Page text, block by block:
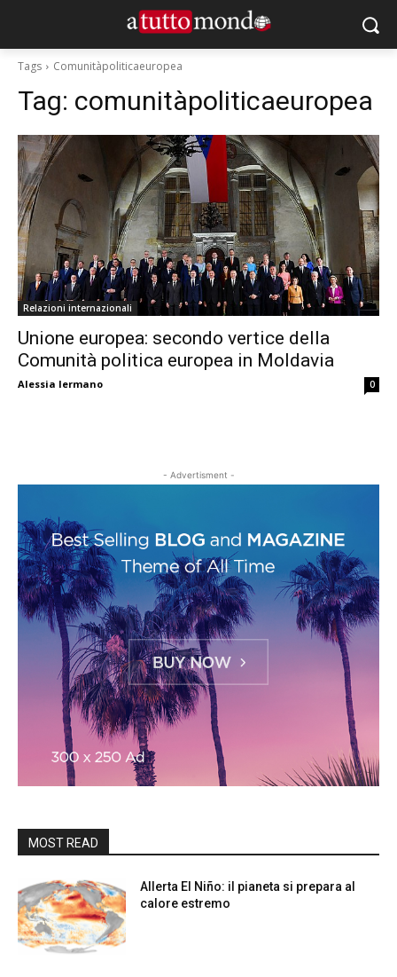
Tags Comunitàpoliticaeuropea
Tag: comunitàpoliticaeuropea
Relazioni internazionali
Unione europea: secondo vertice della
Comunità politica europea in Moldavia
Alessia Iermano 0
- Advertisment -
MOST READ
Allerta El Niño: il pianeta si prepara al
calore estremo